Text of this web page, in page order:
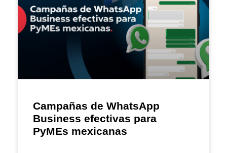
Campañas de WhatsApp
Business efectivas para
PyMEs mexicanas